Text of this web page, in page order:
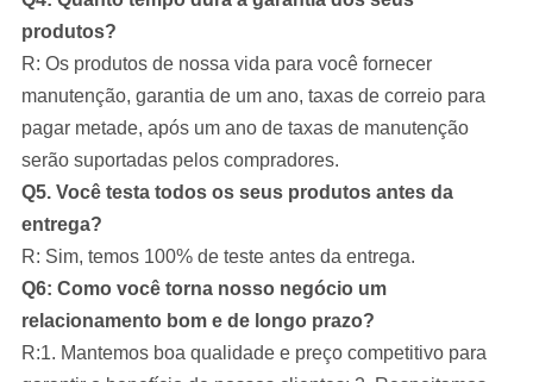
produtos?
R: Os produtos de nossa vida para você fornecer
manutenção, garantia de um ano, taxas de correio para
pagar metade, após um ano de taxas de manutenção
serão suportadas pelos compradores.
Q5. Você testa todos os seus produtos antes da
entrega?
R: Sim, temos 100% de teste antes da entrega.
Q6: Como você torna nosso negócio um
relacionamento bom e de longo prazo?
R:1. Mantemos boa qualidade e preço competitivo para